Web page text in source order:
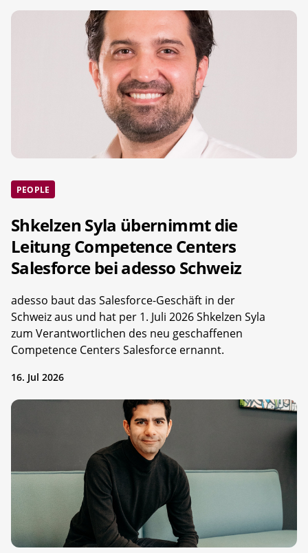
PEOPLE
Shkelzen Syla übernimmt die
Leitung Competence Centers
Salesforce bei adesso Schweiz
adesso baut das Salesforce-Geschäft in der
Schweiz aus und hat per 1. Juli 2026 Shkelzen Syla
zum Verantwortlichen des neu geschaffenen
Competence Centers Salesforce ernannt.
16. Jul 2026